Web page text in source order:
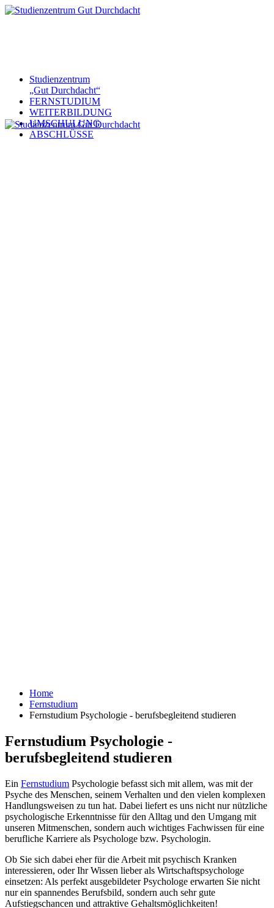
Studienzentrum
„Gut Durchdacht“
FERNSTUDIUM
WEITERBILDUNG
UMSCHULUNG
ABSCHLÜSSE
Home
Fernstudium
Fernstudium Psychologie - berufsbegleitend studieren
Fernstudium Psychologie -
berufsbegleitend studieren
Ein Fernstudium Psychologie befasst sich mit allem, was mit der
Psyche des Menschen, seinem Verhalten und den vielen komplexen
Handlungsweisen zu tun hat. Dabei liefert es uns nicht nur nützliche
psychologische Erkenntnisse für den Alltag und den Umgang mit
unseren Mitmenschen, sondern auch wichtiges Fachwissen für eine
berufliche Karriere als Psychologe bzw. Psychologin.
Ob Sie sich dabei eher für die Arbeit mit psychisch Kranken
interessieren, oder Ihr Wissen lieber als Wirtschaftspsychologe
einsetzen: Als perfekt ausgebildeter Psychologe erwarten Sie nicht
nur ein spannendes Berufsbild, sondern auch sehr gute
Aufstiegschancen und attraktive Gehaltsmöglichkeiten!